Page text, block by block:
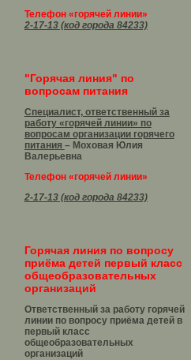
Телефон «горячей линии»
2-17-13 (код города 84233)
"Горячая линия" по
вопросам питания
Специалист, ответственный за
работу «горячей линии» по
вопросам организации горячего
питания – Моховая Юлия
Валерьевна
Телефон «горячей линии»
2-17-13 (код города 84233)
Горячая линия по вопросу
приёма детей первый класс
общеобразовательных
организаций
Ответственный за работу горячей
линии по вопросу приёма детей в
первый класс
общеобразовательных
организаций